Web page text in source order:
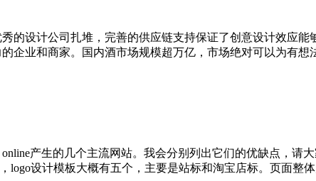
的设计公司扎堆，完善的供应链支持保证了创意设计效应
企业和商家。国内酒市场规模超万亿，市场绝对可以为有
产生的几个主流网站。我会分别列出它们的优缺点，请
设计模板大概有五个，主要是站标和淘宝店标。页面整